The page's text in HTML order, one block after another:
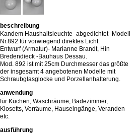
beschreibung
Kandem Haushaltsleuchte -abgedichtet- Modell
Nr.892 für vorwiegend direktes Licht.
Entwurf (Armatur)- Marianne Brandt, Hin
Bredendieck -Bauhaus Dessau.
Mod. 892 ist mit 25cm Durchmesser das größte
der insgesamt 4 angebotenen Modelle mit
Schraubglasglocke und Porzellanhalterung.
anwendung
für Küchen, Waschräume, Badezimmer,
Klosetts, Vorräume, Hauseingänge, Veranden
etc.
ausführung